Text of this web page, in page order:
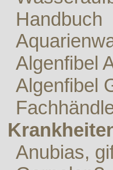
Handbuch
Algenfibel
Algenfibel
Anubias,